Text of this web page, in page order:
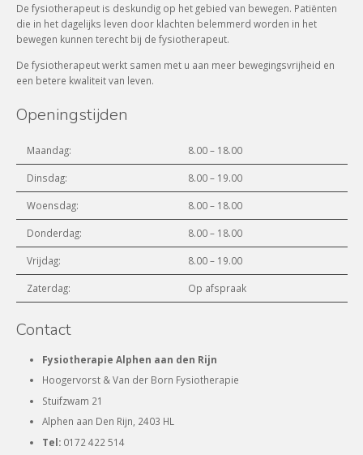
De fysiotherapeut is deskundig op het gebied van bewegen. Patiënten
die in het dagelijks leven door klachten belemmerd worden in het
bewegen kunnen terecht bij de fysiotherapeut.
De fysiotherapeut werkt samen met u aan meer bewegingsvrijheid en
een betere kwaliteit van leven.
Openingstijden
Maandag: 8.00 – 18.00
Dinsdag: 8.00 – 19.00
Woensdag: 8.00 – 18.00
Donderdag: 8.00 – 18.00
Vrijdag: 8.00 – 19.00
Zaterdag: Op afspraak
Contact
Fysiotherapie Alphen aan den Rijn
Hoogervorst & Van der Born Fysiotherapie
Stuifzwam 21
Alphen aan Den Rijn, 2403 HL
Tel: 0172 422 514